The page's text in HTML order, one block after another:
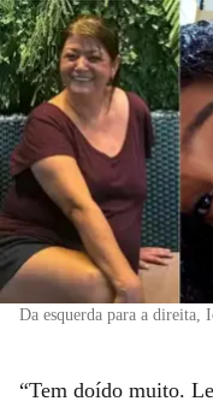
Da esquerda para a direita,
“Tem doído muito.